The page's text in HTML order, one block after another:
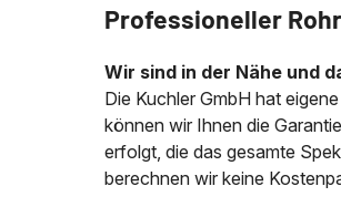
Professioneller
Wir sind in der Nähe und
Die Kuchler GmbH hat
können wir Ihnen die
erfolgt, die das gesamte
berechnen wir keine